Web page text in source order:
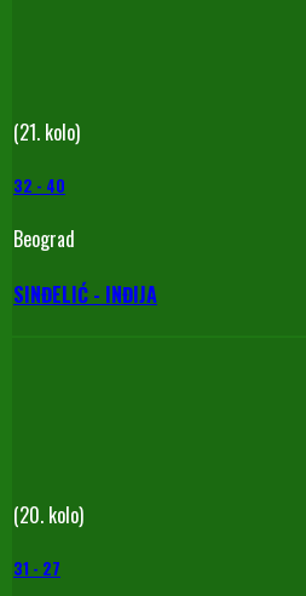
(21. kolo)
32 - 40
Beograd
SINĐELIĆ - INĐIJA
(20. kolo)
31 - 27